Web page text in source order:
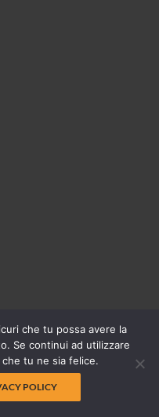
che tu possa avere la
Se continui ad utilizzare
tu ne sia felice.
POLICY